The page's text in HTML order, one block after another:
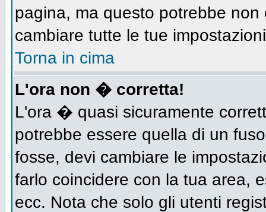
pagina, ma questo potrebbe
cambiare tutte le tue
Torna in cima
L'ora non � corretta!
L'ora � quasi sicuramente
potrebbe essere quella di un
fosse, devi cambiare le
farlo coincidere con la tua area,
ecc. Nota che solo gli utenti